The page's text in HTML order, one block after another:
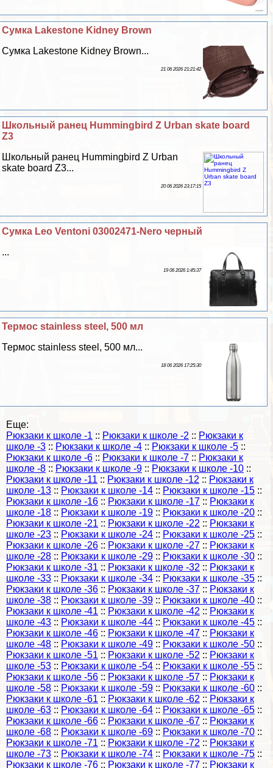
Сумка Lakestone Kidney Brown
Сумка Lakestone Kidney Brown...
21 06 2026 21:21:42
Школьный ранец Hummingbird Z Urban skate board
Z3
Школьный ранец Hummingbird Z Urban
skate board Z3...
20 06 2026 23:17:15
Сумка Leo Ventoni 03002471-Nero черный
...
19 06 2026 1:45:37
Термос stainless steel, 500 мл
Термос stainless steel, 500 мл...
18 06 2026 17:25:30
Еще:
Рюкзаки к школе -1 :: Рюкзаки к школе -2 :: Рюкзаки к
школе -3 :: Рюкзаки к школе -4 :: Рюкзаки к школе -5 ::
Рюкзаки к школе -6 :: Рюкзаки к школе -7 :: Рюкзаки к
школе -8 :: Рюкзаки к школе -9 :: Рюкзаки к школе -10 ::
Рюкзаки к школе -11 :: Рюкзаки к школе -12 :: Рюкзаки к
школе -13 :: Рюкзаки к школе -14 :: Рюкзаки к школе -15 ::
Рюкзаки к школе -16 :: Рюкзаки к школе -17 :: Рюкзаки к
школе -18 :: Рюкзаки к школе -19 :: Рюкзаки к школе -20 ::
Рюкзаки к школе -21 :: Рюкзаки к школе -22 :: Рюкзаки к
школе -23 :: Рюкзаки к школе -24 :: Рюкзаки к школе -25 ::
Рюкзаки к школе -26 :: Рюкзаки к школе -27 :: Рюкзаки к
школе -28 :: Рюкзаки к школе -29 :: Рюкзаки к школе -30 ::
Рюкзаки к школе -31 :: Рюкзаки к школе -32 :: Рюкзаки к
школе -33 :: Рюкзаки к школе -34 :: Рюкзаки к школе -35 ::
Рюкзаки к школе -36 :: Рюкзаки к школе -37 :: Рюкзаки к
школе -38 :: Рюкзаки к школе -39 :: Рюкзаки к школе -40 ::
Рюкзаки к школе -41 :: Рюкзаки к школе -42 :: Рюкзаки к
школе -43 :: Рюкзаки к школе -44 :: Рюкзаки к школе -45 ::
Рюкзаки к школе -46 :: Рюкзаки к школе -47 :: Рюкзаки к
школе -48 :: Рюкзаки к школе -49 :: Рюкзаки к школе -50 ::
Рюкзаки к школе -51 :: Рюкзаки к школе -52 :: Рюкзаки к
школе -53 :: Рюкзаки к школе -54 :: Рюкзаки к школе -55 ::
Рюкзаки к школе -56 :: Рюкзаки к школе -57 :: Рюкзаки к
школе -58 :: Рюкзаки к школе -59 :: Рюкзаки к школе -60 ::
Рюкзаки к школе -61 :: Рюкзаки к школе -62 :: Рюкзаки к
школе -63 :: Рюкзаки к школе -64 :: Рюкзаки к школе -65 ::
Рюкзаки к школе -66 :: Рюкзаки к школе -67 :: Рюкзаки к
школе -68 :: Рюкзаки к школе -69 :: Рюкзаки к школе -70 ::
Рюкзаки к школе -71 :: Рюкзаки к школе -72 :: Рюкзаки к
школе -73 :: Рюкзаки к школе -74 :: Рюкзаки к школе -75 ::
Рюкзаки к школе -76 :: Рюкзаки к школе -77 :: Рюкзаки к